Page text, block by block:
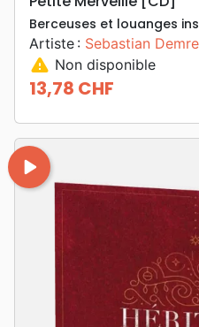
Berceuses et louanges
Artiste : Sebastian
warning Non disponible
Prix
13,78 CHF
play_arrow